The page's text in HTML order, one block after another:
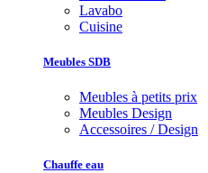
Lavabo
Cuisine
Meubles SDB
Meubles à petits prix
Meubles Design
Accessoires / Design
Chauffe eau